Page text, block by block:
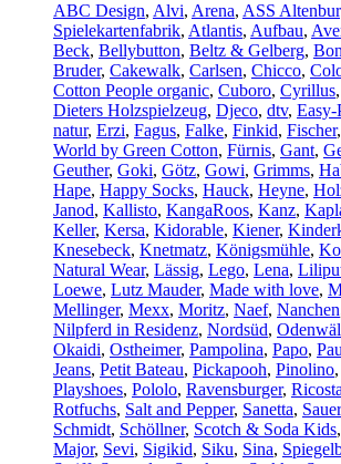
ABC Design, Alvi, Arena, ASS
Spielekartenfabrik, Atlantis, Aufbau,
Beck, Bellybutton, Beltz & Gelberg,
Bruder, Cakewalk, Carlsen, Chicco,
Cotton People organic, Cuboro, Cyrillus,
Dieters Holzspielzeug, Djeco, dtv, Easy-
natur, Erzi, Fagus, Falke, Finkid, Fischer,
World by Green Cotton, Fürnis, Gant,
Geuther, Goki, Götz, Gowi, Grimms,
Hape, Happy Socks, Hauck, Heyne,
Janod, Kallisto, KangaRoos, Kanz,
Keller, Kersa, Kidorable, Kiener,
Knesebeck, Knetmatz, Königsmühle,
Natural Wear, Lässig, Lego, Lena,
Loewe, Lutz Mauder, Made with love,
Mellinger, Mexx, Moritz, Naef, Nanchen
Nilpferd in Residenz, Nordsüd,
Okaidi, Ostheimer, Pampolina, Papo,
Jeans, Petit Bateau, Pickapooh, Pinolino,
Playshoes, Pololo, Ravensburger, Ricosta
Rotfuchs, Salt and Pepper, Sanetta,
Schmidt, Schöllner, Scotch & Soda Kids,
Major, Sevi, Sigikid, Siku, Sina,